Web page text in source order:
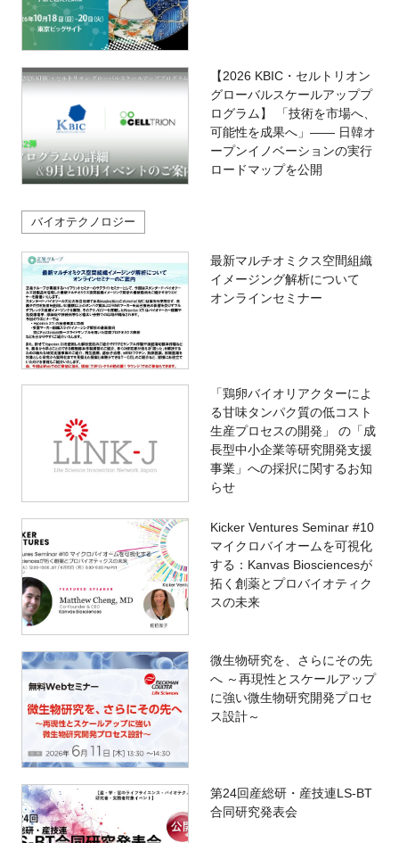
【2026 KBIC・セルトリオン
グローバルスケールアッププ
ログラム】 「技術を市場へ、
可能性を成果へ」―― 日韓オ
ープンイノベーションの実行
ロードマップを公開
バイオテクノロジー
最新マルチオミクス空間組織
イメージング解析について
オンラインセミナー
「鶏卵バイオリアクターによ
る甘味タンパク質の低コスト
生産プロセスの開発」 の「成
長型中小企業等研究開発支援
事業」への採択に関するお知
らせ
Kicker Ventures Seminar #10
マイクロバイオームを可視化
する：Kanvas Biosciencesが
拓く創薬とプロバイオティク
スの未来
微生物研究を、さらにその先
へ ～再現性とスケールアップ
に強い微生物研究開発プロセ
ス設計～
第24回産総研・産技連LS-BT
合同研究発表会